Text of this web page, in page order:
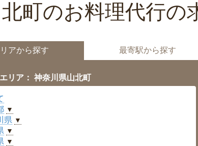
町のお料理代行の
アから探す 最寄駅から探す
リア： 神奈川県山北町
▼
県 ▼
▼
▼